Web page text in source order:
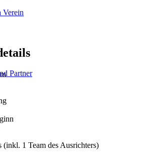
Verein
Partner
(inkl. 1 Team des Ausrichters)